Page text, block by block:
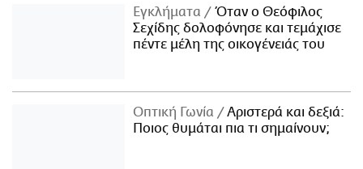
Εγκλήματα
Όταν ο Θεόφιλος
Σεχίδης δολοφόνησε και τεμάχισε
πέντε μέλη της οικογένειάς του
Οπτική Γωνία
Αριστερά και δεξιά:
Ποιος θυμάται πια τι σημαίνουν;